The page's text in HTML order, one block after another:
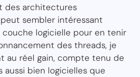
des architectures
sembler intéressant
logicielle pour en tenir
des threads, je
au réel gain, compte tenu de
aussi bien logicielles que